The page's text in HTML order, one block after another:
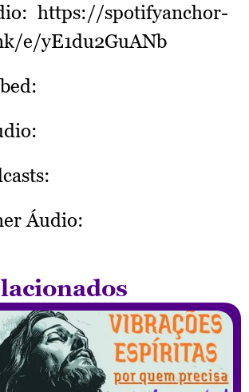
https://spotifyanchor-
e/yE1du2GuANb
Áudio: